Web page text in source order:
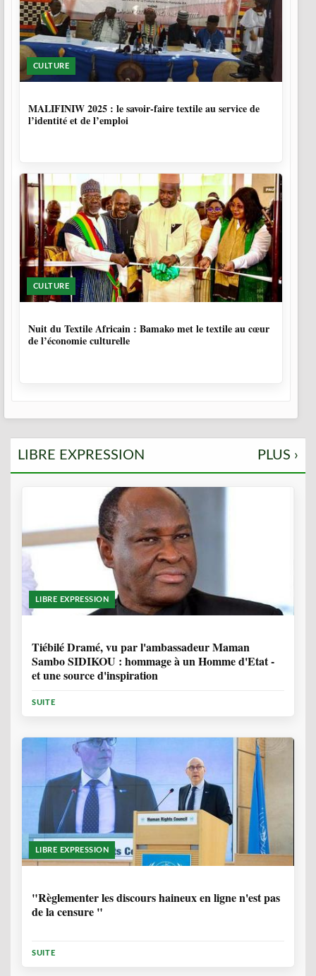
CULTURE
MALIFINIW 2025 : le savoir-faire textile au service de
l’identité et de l’emploi
CULTURE
Nuit du Textile Africain : Bamako met le textile au cœur
de l’économie culturelle
LIBRE EXPRESSION PLUS ›
LIBRE EXPRESSION
Tiébilé Dramé, vu par l'ambassadeur Maman
Sambo SIDIKOU : hommage à un Homme d'Etat -
et une source d'inspiration
SUITE
LIBRE EXPRESSION
"Règlementer les discours haineux en ligne n'est pas
de la censure "
SUITE